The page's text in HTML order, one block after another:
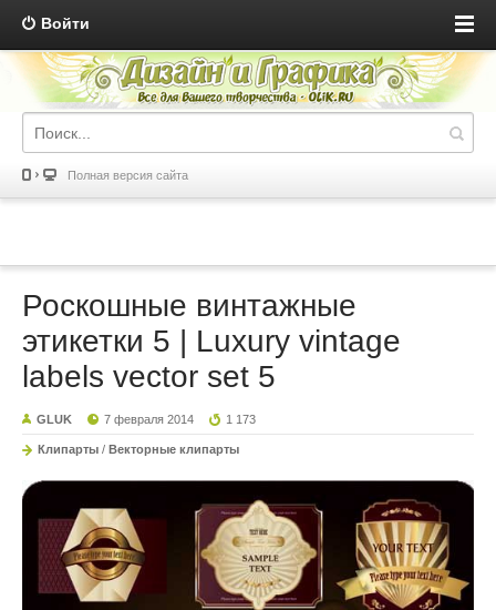
Войти
Полная версия сайта
Роскошные винтажные
этикетки 5 | Luxury vintage
labels vector set 5
GLUK 7 февраля 2014 1 173
Клипарты / Векторные клипарты